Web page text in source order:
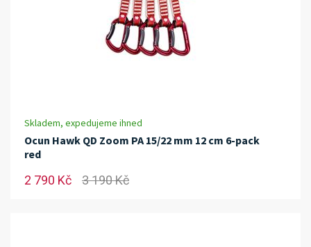
Skladem, expedujeme ihned
Ocun Hawk QD Zoom PA 15/22 mm 12 cm 6-pack
red
2 790 Kč 3 190 Kč